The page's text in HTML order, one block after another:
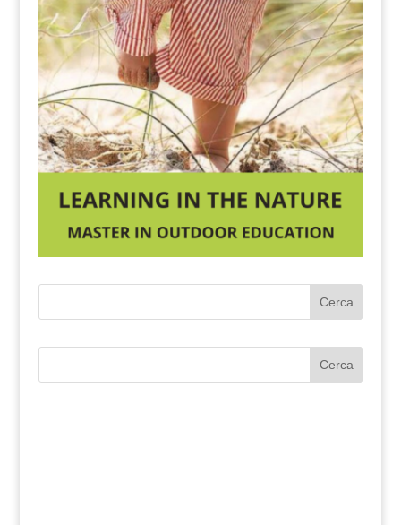
Cerca
Cerca